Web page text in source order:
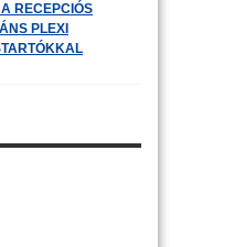
RECEPCIÓS
PLEXI